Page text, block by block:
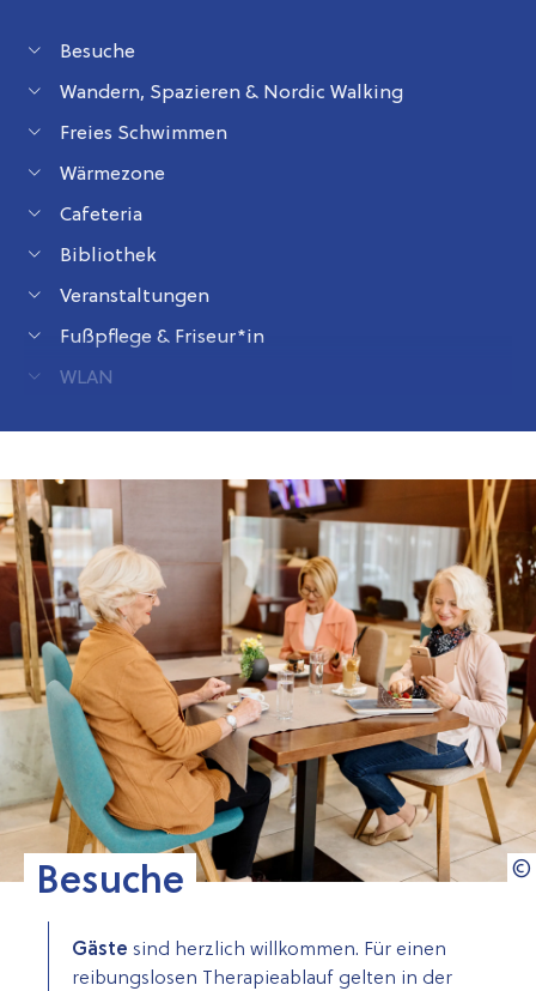
Besuche
Wandern, Spazieren & Nordic Walking
Freies Schwimmen
Wärmezone
Cafeteria
Bibliothek
Veranstaltungen
Fußpflege & Friseur*in
WLAN
Besuche
Gäste sind herzlich willkommen. Für einen
reibungslosen Therapieablauf gelten in der